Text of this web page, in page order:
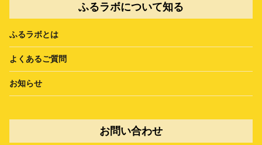
ふるラボについて知る
ふるラボとは
よくあるご質問
お知らせ
お問い合わせ